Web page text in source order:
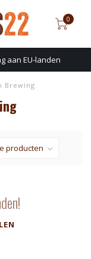
0
aan EU-landen
Brewing